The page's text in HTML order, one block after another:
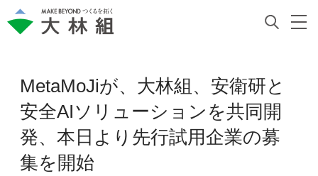
MetaMoJiが、大林組、安衛研と
安全AIソリューションを共同開
発、本日より先行試用企業の募
集を開始